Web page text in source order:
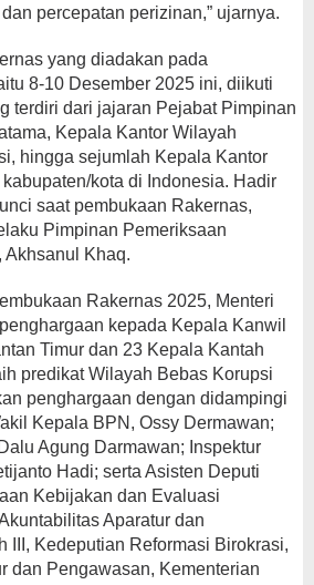
percepatan perizinan,” ujarnya.
yang diadakan pada
8-10 Desember 2025 ini, diikuti
terdiri dari jajaran Pejabat Pimpinan
Kepala Kantor Wilayah
hingga sejumlah Kepala Kantor
kota di Indonesia. Hadir
saat pembukaan Rakernas,
Pimpinan Pemeriksaan
Akhsanul Khaq.
Rakernas 2025, Menteri
kepada Kepala Kanwil
Timur dan 23 Kepala Kantah
predikat Wilayah Bebas Korupsi
penghargaan dengan didampingi
Kepala BPN, Ossy Dermawan;
Agung Darmawan; Inspektur
Hadi; serta Asisten Deputi
Kebijakan dan Evaluasi
Aparatur dan
III, Kedeputian Reformasi Birokrasi,
dan Pengawasan, Kementerian